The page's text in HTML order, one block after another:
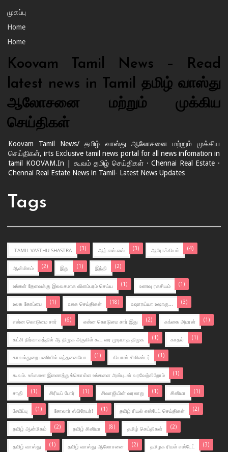
முகப்பு
Home
Home
Koovam Tamil News – Read
latest news in Tamil தமிழ் வாஸ்து
ஆலோசனை மற்றும் முக்கிய
செய்திகள்
Koovam Tamil News/ தமிழ் வாஸ்து ஆலோசனை மற்றும் முக்கிய
செய்திகள், irts Exclusive tamil news portal for all news infomation in
tamil KOOVAM.In | கூவம் தமிழ் செய்திகள் · Chennai Real Estate ·
Chennai Real Estate News in Tamil- Latest News Updates
Tags
TAMIL VASTHU SHASTRA (3) ஆர்.எஸ்.எஸ் (3) ஆரோக்கியம் (4)
ஆன்மிகம் (2) இது (1) இந்தி (2)
உங்கள் தேவைக்கு இலவசமாக விளம்பரம் செய்ய (1) உணவு ரகசியம் (1)
உலக கோப்பை (1) உலக செய்திகள் (18) உஷாரய்யா உஷாரு... (3)
என்ன கொடுமை சார் (6) என்ன கொடுமை சார் இது (2) கங்கை அமரன் (1)
கட்சி நிர்வாகத்தில் ஆ திமுக அருகில் கூட வர முடியாத திமுக (1) காதல் (1)
காவல்துறை பணியில் எத்தனையோ (1) கியாஸ் சிலிண்டர் (1)
கூவம். உங்களை இணைத்துக்கொள்ள உங்களை அன்புடன் வரவேற்கிறோம் (1)
சாதி (1) சிரியப் போர் (1) சிவாஜியின் வரலாறு (1) சினிமா (1)
சேமிப்பு (1) சோலார் ஸ்பிரேயர்! (1) தமிழ் ரியல் எஸ்டேட் செய்திகள் (2)
தமிழ் ஆன்மிகம் (2) தமிழ் சினிமா (8) தமிழ் செய்திகள் (2)
தமிழ் வாஸ்து (1) தமிழ் வாஸ்து ஆலோசனை (2) தமிழக ரியல் எஸ்டேட் (3)